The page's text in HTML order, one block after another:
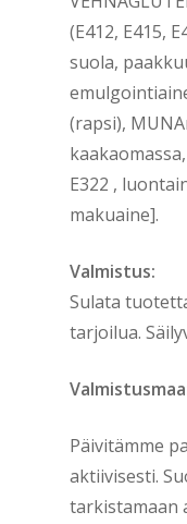
(E412, E415,
suola,
(rapsi),
E322 ,
makuaine].
Valmistus:
Sulata
tarjoilua.
Päivitämme
aktiivisesti.
tarkistamaan